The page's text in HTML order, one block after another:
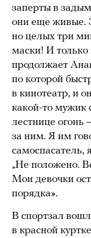
заперты в
они еще живые.
но целых три
маски! И
продолжает
по которой
в кинотеатр, и
какой-то мужик
лестнице огонь
за ним. Я им
самоспасатель,
„Не положено.
Мои девочки
порядка».
В спортзал
в красной